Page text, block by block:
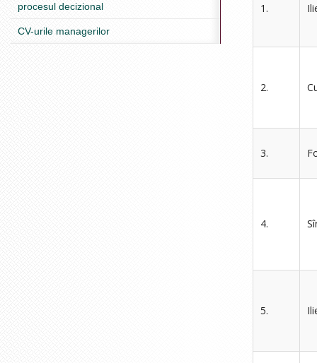
procesul decizional
CV-urile managerilor
1.
2.
3.
4.
5.